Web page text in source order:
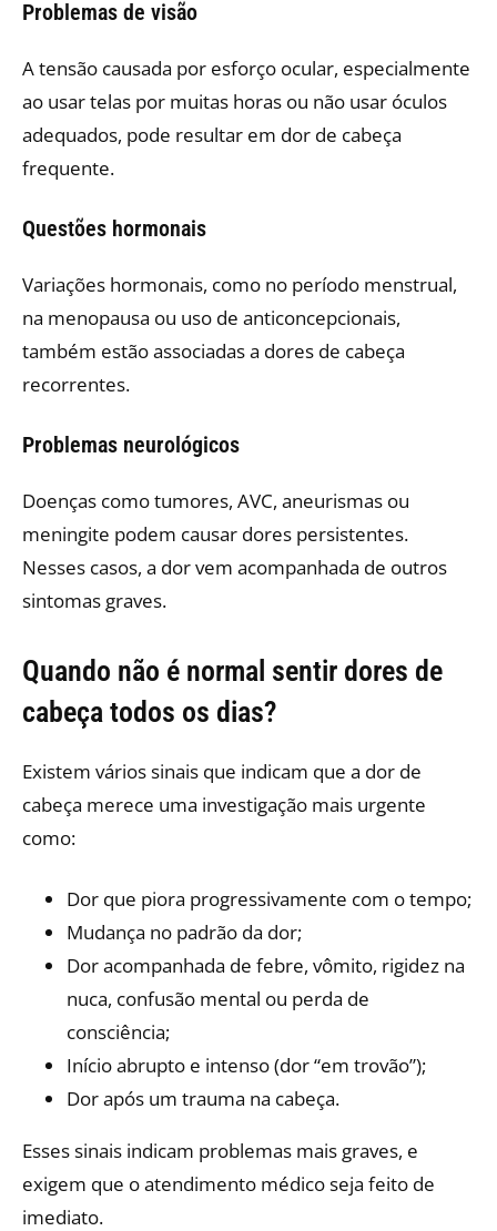
Problemas de visão
A tensão causada por esforço ocular, especialmente
ao usar telas por muitas horas ou não usar óculos
adequados, pode resultar em dor de cabeça
frequente.
Questões hormonais
Variações hormonais, como no período menstrual,
na menopausa ou uso de anticoncepcionais,
também estão associadas a dores de cabeça
recorrentes.
Problemas neurológicos
Doenças como tumores, AVC, aneurismas ou
meningite podem causar dores persistentes.
Nesses casos, a dor vem acompanhada de outros
sintomas graves.
Quando não é normal sentir dores de
cabeça todos os dias?
Existem vários sinais que indicam que a dor de
cabeça merece uma investigação mais urgente
como:
Dor que piora progressivamente com o tempo;
Mudança no padrão da dor;
Dor acompanhada de febre, vômito, rigidez na
nuca, confusão mental ou perda de
consciência;
Início abrupto e intenso (dor “em trovão”);
Dor após um trauma na cabeça.
Esses sinais indicam problemas mais graves, e
exigem que o atendimento médico seja feito de
imediato.